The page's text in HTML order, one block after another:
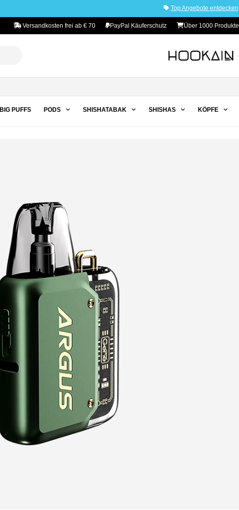
Top Angebote entdecken
Versandkosten frei ab € 70 PayPal Käuferschutz Über 1000 Produkte
BIG PUFFS PODS SHISHATABAK SHISHAS KÖPFE